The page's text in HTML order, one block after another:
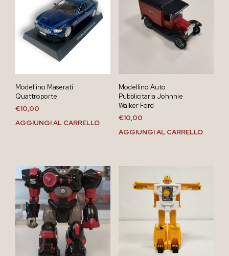
Modellino Maserati
Quattroporte
€10,00
AGGIUNGI AL CARRELLO
Modellino Auto
Pubblicitaria Johnnie
Walker Ford
€10,00
AGGIUNGI AL CARRELLO